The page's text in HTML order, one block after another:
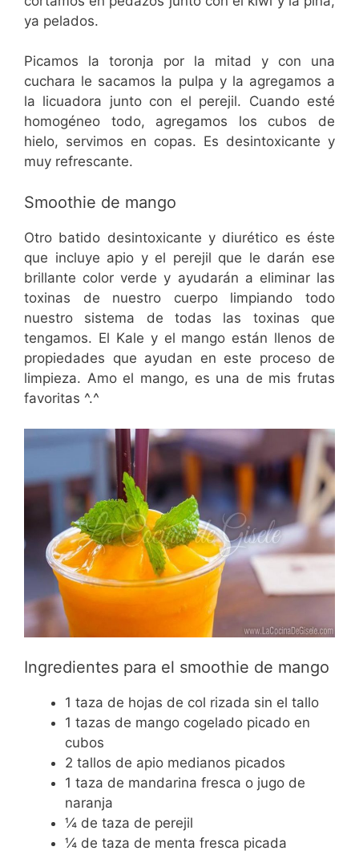
ya pelados.
Picamos la toronja por la mitad y con una
cuchara le sacamos la pulpa y la agregamos a
la licuadora junto con el perejil. Cuando esté
homogéneo todo, agregamos los cubos de
hielo, servimos en copas. Es desintoxicante y
muy refrescante.
Smoothie de mango
Otro batido desintoxicante y diurético es éste
que incluye apio y el perejil que le darán ese
brillante color verde y ayudarán a eliminar las
toxinas de nuestro cuerpo limpiando todo
nuestro sistema de todas las toxinas que
tengamos. El Kale y el mango están llenos de
propiedades que ayudan en este proceso de
limpieza. Amo el mango, es una de mis frutas
favoritas ^.^
Ingredientes para el smoothie de mango
1 taza de hojas de col rizada sin el tallo
1 tazas de mango cogelado picado en
cubos
2 tallos de apio medianos picados
1 taza de mandarina fresca o jugo de
naranja
¼ de taza de perejil
¼ de taza de menta fresca picada